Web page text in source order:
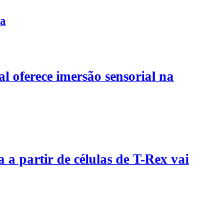
oferece imersão sensorial na
a partir de células de T-Rex vai